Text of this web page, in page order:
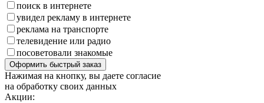
поиск в интернете
увидел рекламу в интернете
реклама на транспорте
телевидение или радио
посоветовали знакомые
Оформить быстрый заказ
Нажимая на кнопку, вы даете согласие
на обработку своих данных
Акции: